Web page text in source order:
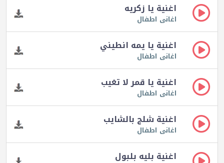
اغنية يا زكريه
اغانى اطفال
اغنية يا يمه انطيني
اغانى اطفال
اغنية يا قمر لا تغيب
اغانى اطفال
اغنية شلج بالشايب
اغانى اطفال
اغنية بليه بلبول